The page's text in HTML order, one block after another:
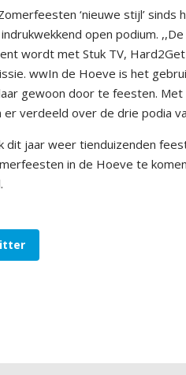
‘nieuwe stijl’
open podium.
wordt met Stuk TV,
wwIn de Hoeve is het
gewoon door te feesten.
verdeeld over de drie podia
jaar weer tienduizenden
in de Hoeve te